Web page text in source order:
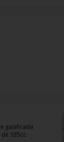
gasificada
335cc.